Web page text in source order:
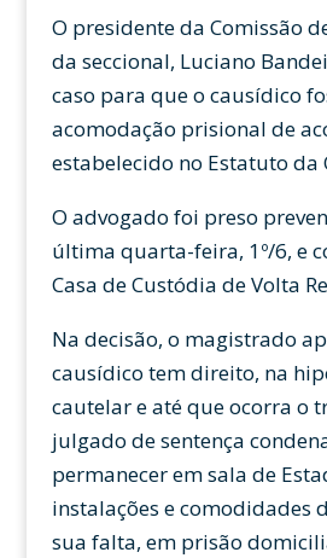
O presidente da Comissão
da seccional, Luciano
caso para que o causídico
acomodação prisional de
estabelecido no Estatuto da
O advogado foi preso
última quarta-feira, 1º/6, e
Casa de Custódia de Volta
Na decisão, o magistrado
causídico tem direito, na
cautelar e até que ocorra o
julgado de sentença
permanecer em sala de
instalações e comodidades
sua falta, em prisão